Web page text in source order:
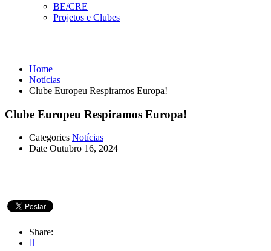
BE/CRE
Projetos e Clubes
Home
Notícias
Clube Europeu Respiramos Europa!
Clube Europeu Respiramos Europa!
Categories Notícias
Date Outubro 16, 2024
Share: